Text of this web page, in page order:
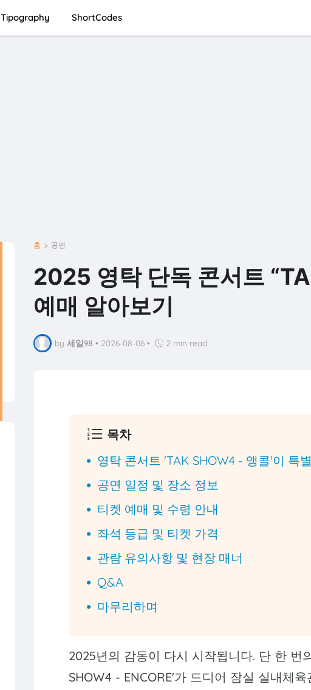
Tipography ShortCodes
홈 공연
2025 영탁 단독 콘서트
예매 알아보기
by 세일98 • 2026-08-06 • 2 min read
목차
영탁 콘서트 'TAK SHOW4 - 앵콜'이 특
공연 일정 및 장소 정보
티켓 예매 및 수령 안내
좌석 등급 및 티켓 가격
관람 유의사항 및 현장 매너
Q&A
마무리하며
2025년의 감동이 다시 시작됩니다. 단 한 번
SHOW4 - ENCORE'가 드디어 잠실 실내체